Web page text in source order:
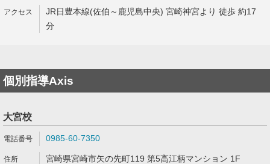
JR日豊本線(佐伯～鹿児島中央) 宮崎神宮より 徒歩 約17
分
個別指導Axis
大宮校
0985-60-7350
宮崎県宮崎市矢の先町119 第5高江柄マンション 1F